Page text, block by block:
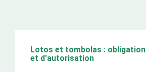
Lotos et tombolas :
et d'autorisation